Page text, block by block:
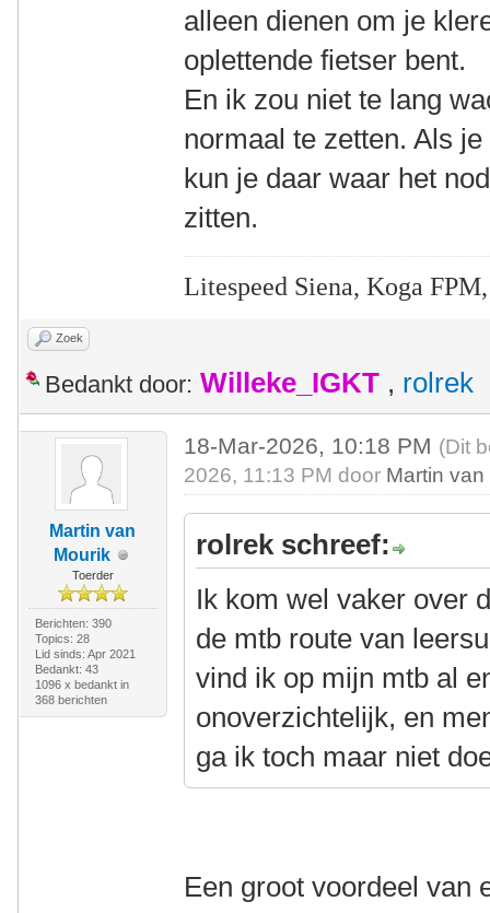
alleen dienen om je
oplettende fietser bent.
En ik zou niet te lang
normaal te zetten. Als
kun je daar waar het
zitten.
Litespeed Siena, Koga
Zoek
Bedankt door: Willeke_IGKT , rolrek
Martin van
Mourik
Toerder
Berichten: 390
Topics: 28
Lid sinds: Apr 2021
Bedankt: 43
1096 x bedankt in
368 berichten
18-Mar-2026, 10:18 PM (Dit
2026, 11:13 PM door Martin
rolrek schreef:
Ik kom wel vaker over
de mtb route van
vind ik op mijn mtb al
onoverzichtelijk, en
ga ik toch maar niet
Een groot voordeel van